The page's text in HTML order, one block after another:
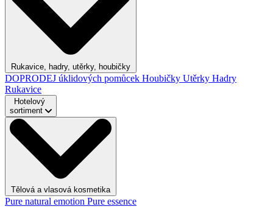
Rukavice, hadry, utěrky, houbičky
DOPRODEJ úklidových pomůcek Houbičky Utěrky Hadry
Rukavice
Hotelový
sortiment
Tělová a vlasová kosmetika
Pure natural emotion Pure essence